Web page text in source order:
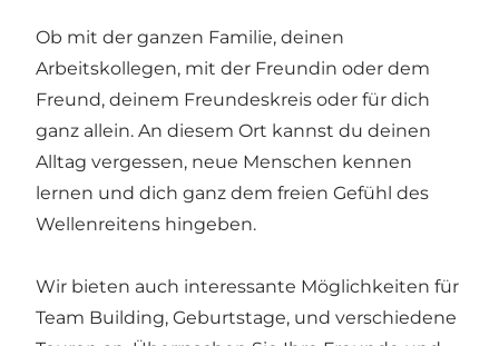
Ob mit der ganzen Familie, deinen
Arbeitskollegen, mit der Freundin oder dem
Freund, deinem Freundeskreis oder für dich
ganz allein. An diesem Ort kannst du deinen
Alltag vergessen, neue Menschen kennen
lernen und dich ganz dem freien Gefühl des
Wellenreitens hingeben.
Wir bieten auch interessante Möglichkeiten für
Team Building, Geburtstage, und verschiedene